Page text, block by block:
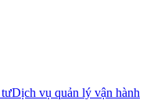
tưDịch vụ quản lý vận hành